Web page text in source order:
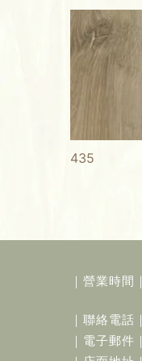
435
｜營業時間｜
｜聯絡電話｜
｜電子郵件｜